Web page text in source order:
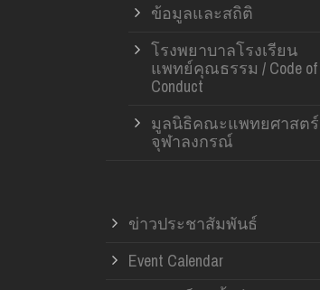
ข้อมูลและสถิติ
โรงพยาบาลโรงเรียน
แพทย์คุณธรรม / Code of
Conduct
มูลนิธิคณะแพทยศาสตร์
จุฬาลงกรณ์
ข่าวประชาสัมพันธ์
Event Calendar